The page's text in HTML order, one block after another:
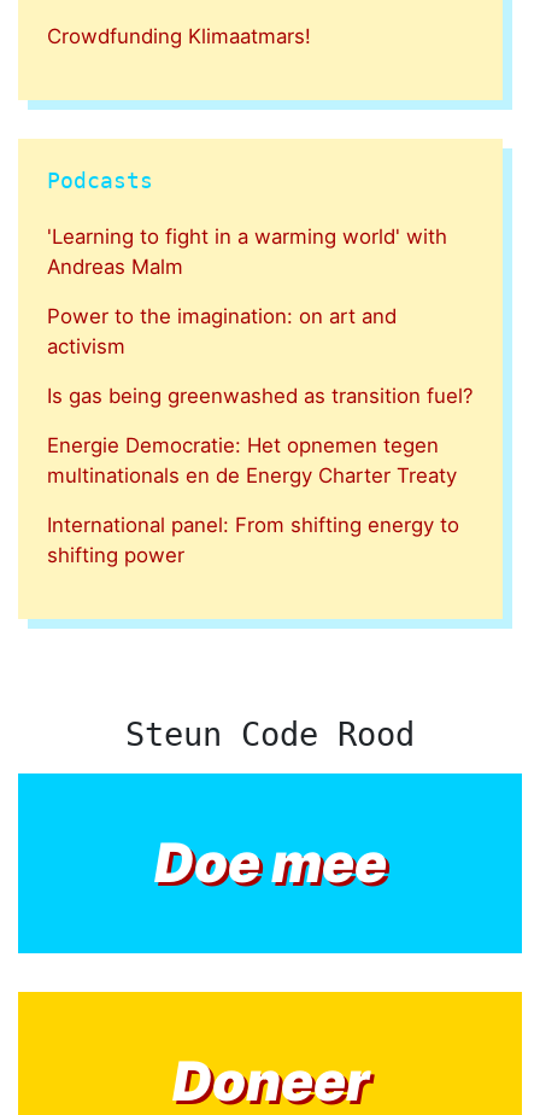
Crowdfunding Klimaatmars!
Podcasts
'Learning to fight in a warming world' with
Andreas Malm
Power to the imagination: on art and
activism
Is gas being greenwashed as transition fuel?
Energie Democratie: Het opnemen tegen
multinationals en de Energy Charter Treaty
International panel: From shifting energy to
shifting power
Steun Code Rood
Doe mee
Doneer